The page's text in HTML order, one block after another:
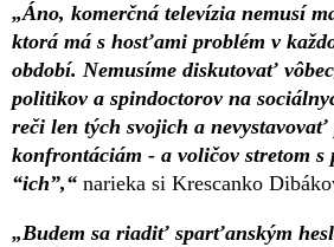
„Áno, komerčná televízia nemusí
ktorá má s hosťami problém v
období. Nemusíme diskutovať
politikov a spindoctorov na
reči len tých svojich a
konfrontáciám - a voličov stretom s
“ich”,“ narieka si Krescanko
„Budem sa riadiť sparťanským